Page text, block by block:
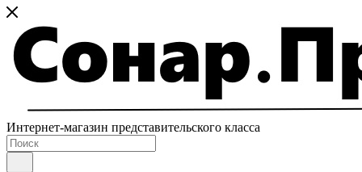
Интернет-магазин представительского класса